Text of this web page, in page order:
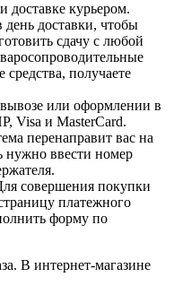
курьером.
доставки, чтобы
сдачу с любой
получаете
или оформлении в
Visa и MasterCard.
перенаправит вас на
нужно ввести номер
совершения покупки
платежного
форму по
В интернет-магазине